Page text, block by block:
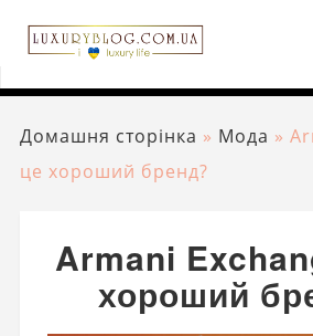
Домашня сторінка » Мода »
це хороший бренд?
Armani
хороший